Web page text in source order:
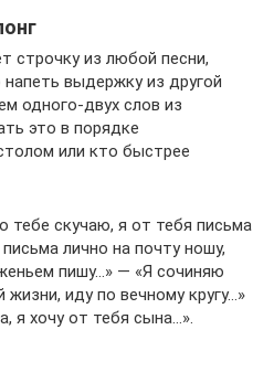
строчку из любой песни,
выдержку из другой
одного-двух слов из
это в порядке
или кто быстрее
тебе скучаю, я от тебя письма
лично на почту ношу,
пишу…» — «Я сочиняю
иду по вечному кругу…»
я хочу от тебя сына…».